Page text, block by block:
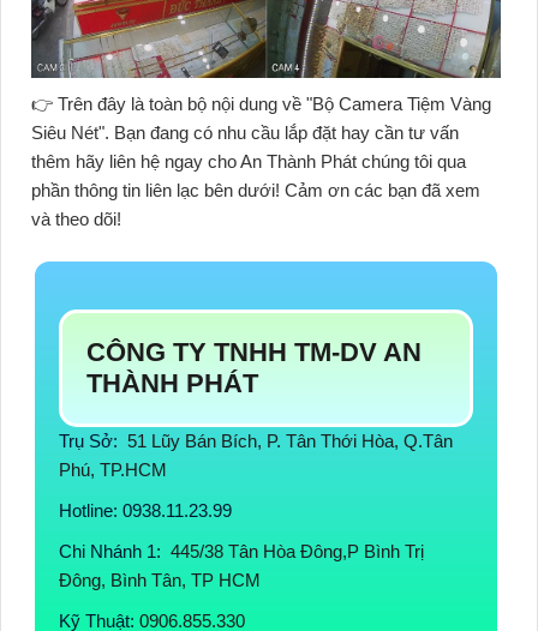
👉 Trên đây là toàn bộ nội dung về "Bộ Camera Tiệm Vàng
Siêu Nét". Bạn đang có nhu cầu lắp đặt hay cần tư vấn
thêm hãy liên hệ ngay cho An Thành Phát chúng tôi qua
phần thông tin liên lạc bên dưới! Cảm ơn các bạn đã xem
và theo dõi!
CÔNG TY TNHH TM-DV AN
THÀNH PHÁT
Trụ Sở: 51 Lũy Bán Bích, P. Tân Thới Hòa, Q.Tân
Phú, TP.HCM
Hotline: 0938.11.23.99
Chi Nhánh 1: 445/38 Tân Hòa Đông,P Bình Trị
Đông, Bình Tân, TP HCM
Kỹ Thuật: 0906.855.330